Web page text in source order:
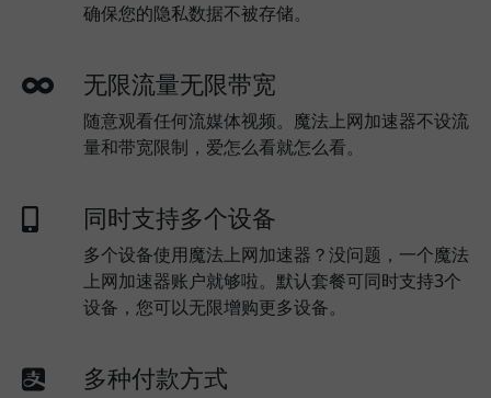
确保您的隐私数据不被存储。
无限流量无限带宽
随意观看任何流媒体视频。魔法上网加速器不设流
量和带宽限制，爱怎么看就怎么看。
同时支持多个设备
多个设备使用魔法上网加速器？没问题，一个魔法
上网加速器账户就够啦。默认套餐可同时支持3个
设备，您可以无限增购更多设备。
多种付款方式